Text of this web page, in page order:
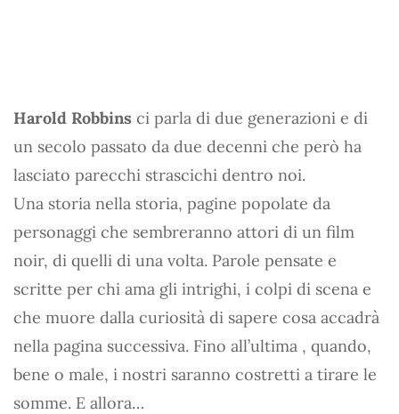
Harold Robbins ci parla di due generazioni e di
un secolo passato da due decenni che però ha
lasciato parecchi strascichi dentro noi.
Una storia nella storia, pagine popolate da
personaggi che sembreranno attori di un film
noir, di quelli di una volta. Parole pensate e
scritte per chi ama gli intrighi, i colpi di scena e
che muore dalla curiosità di sapere cosa accadrà
nella pagina successiva. Fino all’ultima , quando,
bene o male, i nostri saranno costretti a tirare le
somme. E allora…